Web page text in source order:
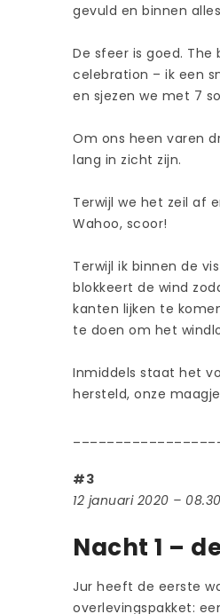
gevuld en binnen
De sfeer is goed.
celebration – ik een
en sjezen we met 7
Om ons heen varen
lang in zicht zijn.
Terwijl we het zeil af
Wahoo, scoor!
Terwijl ik binnen de
blokkeert de wind
kanten lijken te
te doen om het
Inmiddels staat het
hersteld, onze
#3
12 januari 2020 –
Nacht 1 –
Jur heeft de eerste
overlevingspakket: